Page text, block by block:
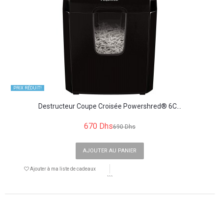
Destructeur Coupe Croisée Powershred® 6C...
670 Dhs690 Dhs
PRIX ​​RÉDUIT!
AJOUTER AU PANIER
Ajouter à ma liste de cadeaux
```